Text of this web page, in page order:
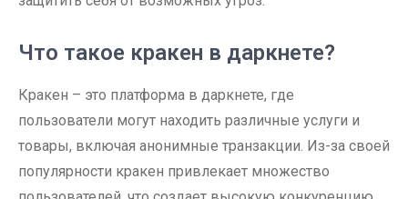
Что такое кракен в даркнете?
Кракен – это платформа в даркнете, где
пользователи могут находить различные услуги и
товары, включая анонимные транзакции. Из-за своей
популярности кракен привлекает множество